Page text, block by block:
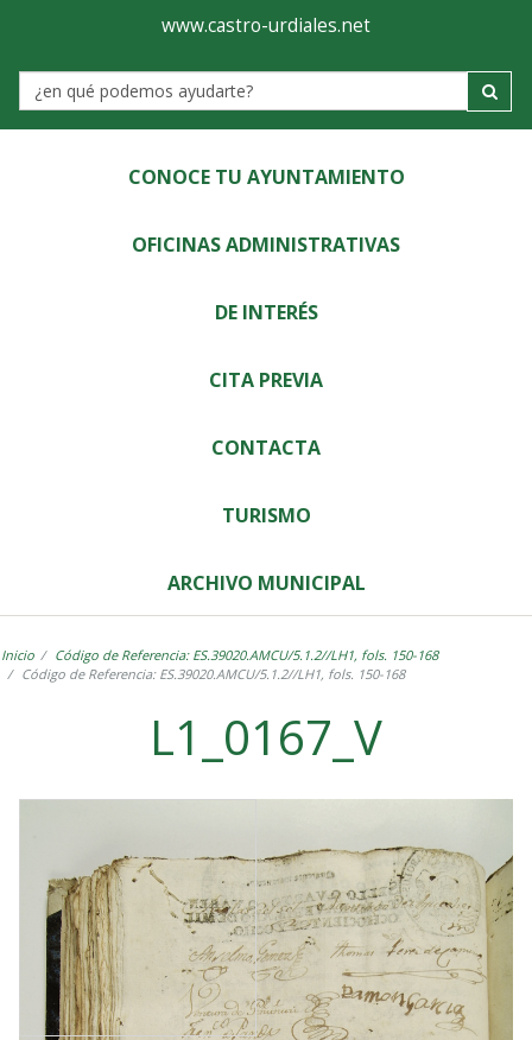
Ayuntamiento
de
Castro-
Urdiales
www.castro-urdiales.net
Label
CONOCE TU AYUNTAMIENTO
OFICINAS ADMINISTRATIVAS
DE INTERÉS
CITA PREVIA
CONTACTA
TURISMO
ARCHIVO MUNICIPAL
Inicio
Código de Referencia: ES.39020.AMCU/5.1.2//LH1, fols. 150-168
Código de Referencia: ES.39020.AMCU/5.1.2//LH1, fols. 150-168
L1_0167_V